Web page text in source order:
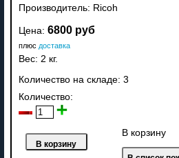
Производитель: Ricoh
Цена: 6800 руб
плюс доставка
Вес: 2 кг.
Количество на складе: 3
Количество:
В корзину